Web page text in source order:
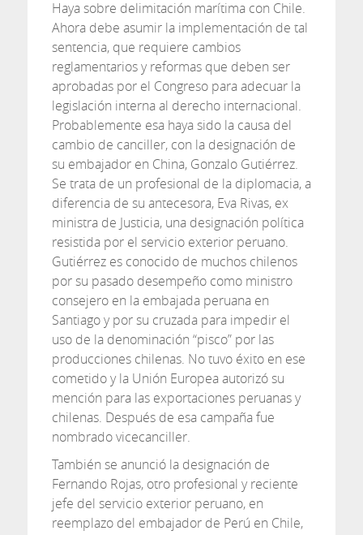
Haya sobre delimitación marítima con Chile.
Ahora debe asumir la implementación de tal
sentencia, que requiere cambios
reglamentarios y reformas que deben ser
aprobadas por el Congreso para adecuar la
legislación interna al derecho internacional.
Probablemente esa haya sido la causa del
cambio de canciller, con la designación de
su embajador en China, Gonzalo Gutiérrez.
Se trata de un profesional de la diplomacia, a
diferencia de su antecesora, Eva Rivas, ex
ministra de Justicia, una designación política
resistida por el servicio exterior peruano.
Gutiérrez es conocido de muchos chilenos
por su pasado desempeño como ministro
consejero en la embajada peruana en
Santiago y por su cruzada para impedir el
uso de la denominación “pisco” por las
producciones chilenas. No tuvo éxito en ese
cometido y la Unión Europea autorizó su
mención para las exportaciones peruanas y
chilenas. Después de esa campaña fue
nombrado vicecanciller.
También se anunció la designación de
Fernando Rojas, otro profesional y reciente
jefe del servicio exterior peruano, en
reemplazo del embajador de Perú en Chile,